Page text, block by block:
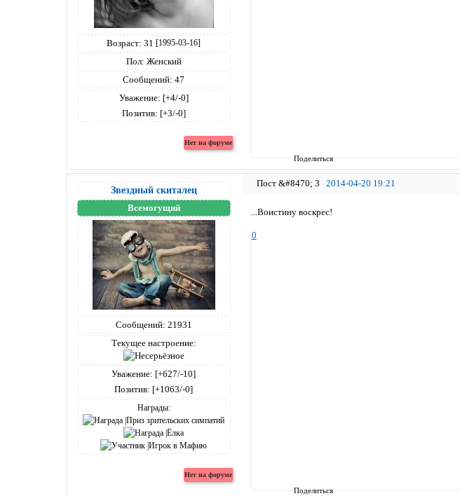
Поделиться
Возраст: 31[1995-03-16]
Пол: Женский
Сообщений: 47
Уважение: [+4/-0]
Позитив: [+3/-0]
Поделиться
3 2014-04-20 19:21
Звездный скиталец
Всемогущий
Сообщений: 21931
Текущее настроение:
Уважение: [+627/-10]
Позитив: [+1063/-0]
Награды:
...Воистину воскрес!
0